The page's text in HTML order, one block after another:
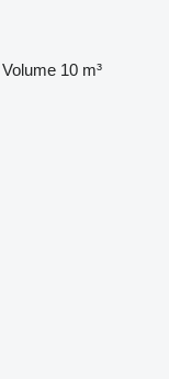
Volume 10 m³